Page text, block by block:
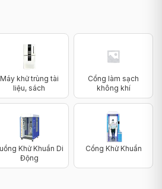
Máy khử trùng tài
liệu, sách
Cổng làm sạch
không khí
Khử Khuẩn Di
Động
Cổng Khử Khuẩn